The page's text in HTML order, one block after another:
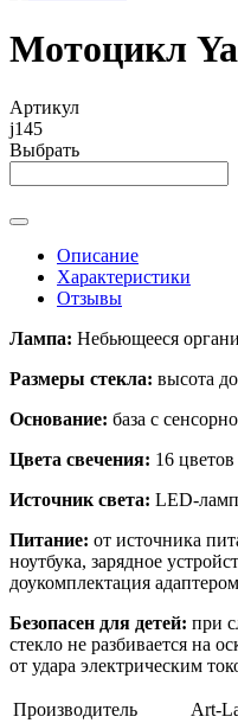
Мотоцикл
Артикул
j145
Выбрать
Описание
Характеристики
Отзывы
Лампа: Небьющееся
Размеры стекла: высота
Основание: база с
Цвета свечения: 16
Источник света: LED-
Питание: от источника
ноутбука, зарядное
доукомплектация
Безопасен для детей: при
стекло не разбивается на
от удара электрическим
Производитель
Art-